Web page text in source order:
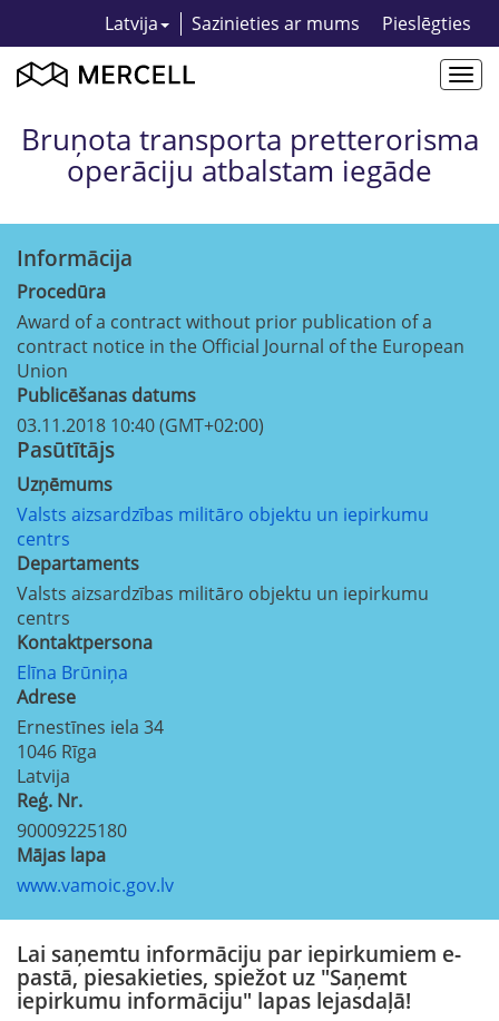
Latvija Sazinieties ar mums Pieslēgties
Bruņota transporta pretterorisma
operāciju atbalstam iegāde
Informācija
Procedūra
Award of a contract without prior publication of a
contract notice in the Official Journal of the European
Union
Publicēšanas datums
03.11.2018 10:40 (GMT+02:00)
Pasūtītājs
Uzņēmums
Valsts aizsardzības militāro objektu un iepirkumu
centrs
Departaments
Valsts aizsardzības militāro objektu un iepirkumu
centrs
Kontaktpersona
Elīna Brūniņa
Adrese
Ernestīnes iela 34
1046 Rīga
Latvija
Reģ. Nr.
90009225180
Mājas lapa
www.vamoic.gov.lv
Lai saņemtu informāciju par iepirkumiem e-
pastā, piesakieties, spiežot uz "Saņemt
iepirkumu informāciju" lapas lejasdaļā!